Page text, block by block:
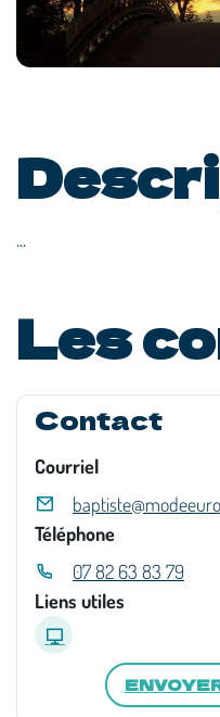
...
Les
Contact
Courriel
Téléphone
07 82 63 83 79
Liens utiles